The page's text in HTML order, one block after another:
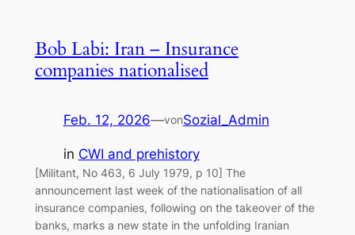
Bob Labi: Iran – Insurance
companies nationalised
Feb. 12, 2026—vonSozial_Admin
in CWI and prehistory
[Militant, No 463, 6 July 1979, p 10] The
announcement last week of the nationalisation of all
insurance companies, following on the takeover of the
banks, marks a new state in the unfolding Iranian